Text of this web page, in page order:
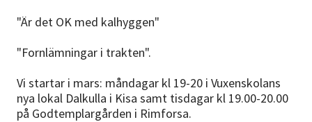
"Är det OK med kalhyggen"
"Fornlämningar i trakten".
Vi startar i mars: måndagar kl 19-20 i Vuxenskolans
nya lokal Dalkulla i Kisa samt tisdagar kl 19.00-20.00
på Godtemplargården i Rimforsa.